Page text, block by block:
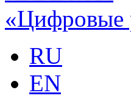
«Цифровые
RU
EN